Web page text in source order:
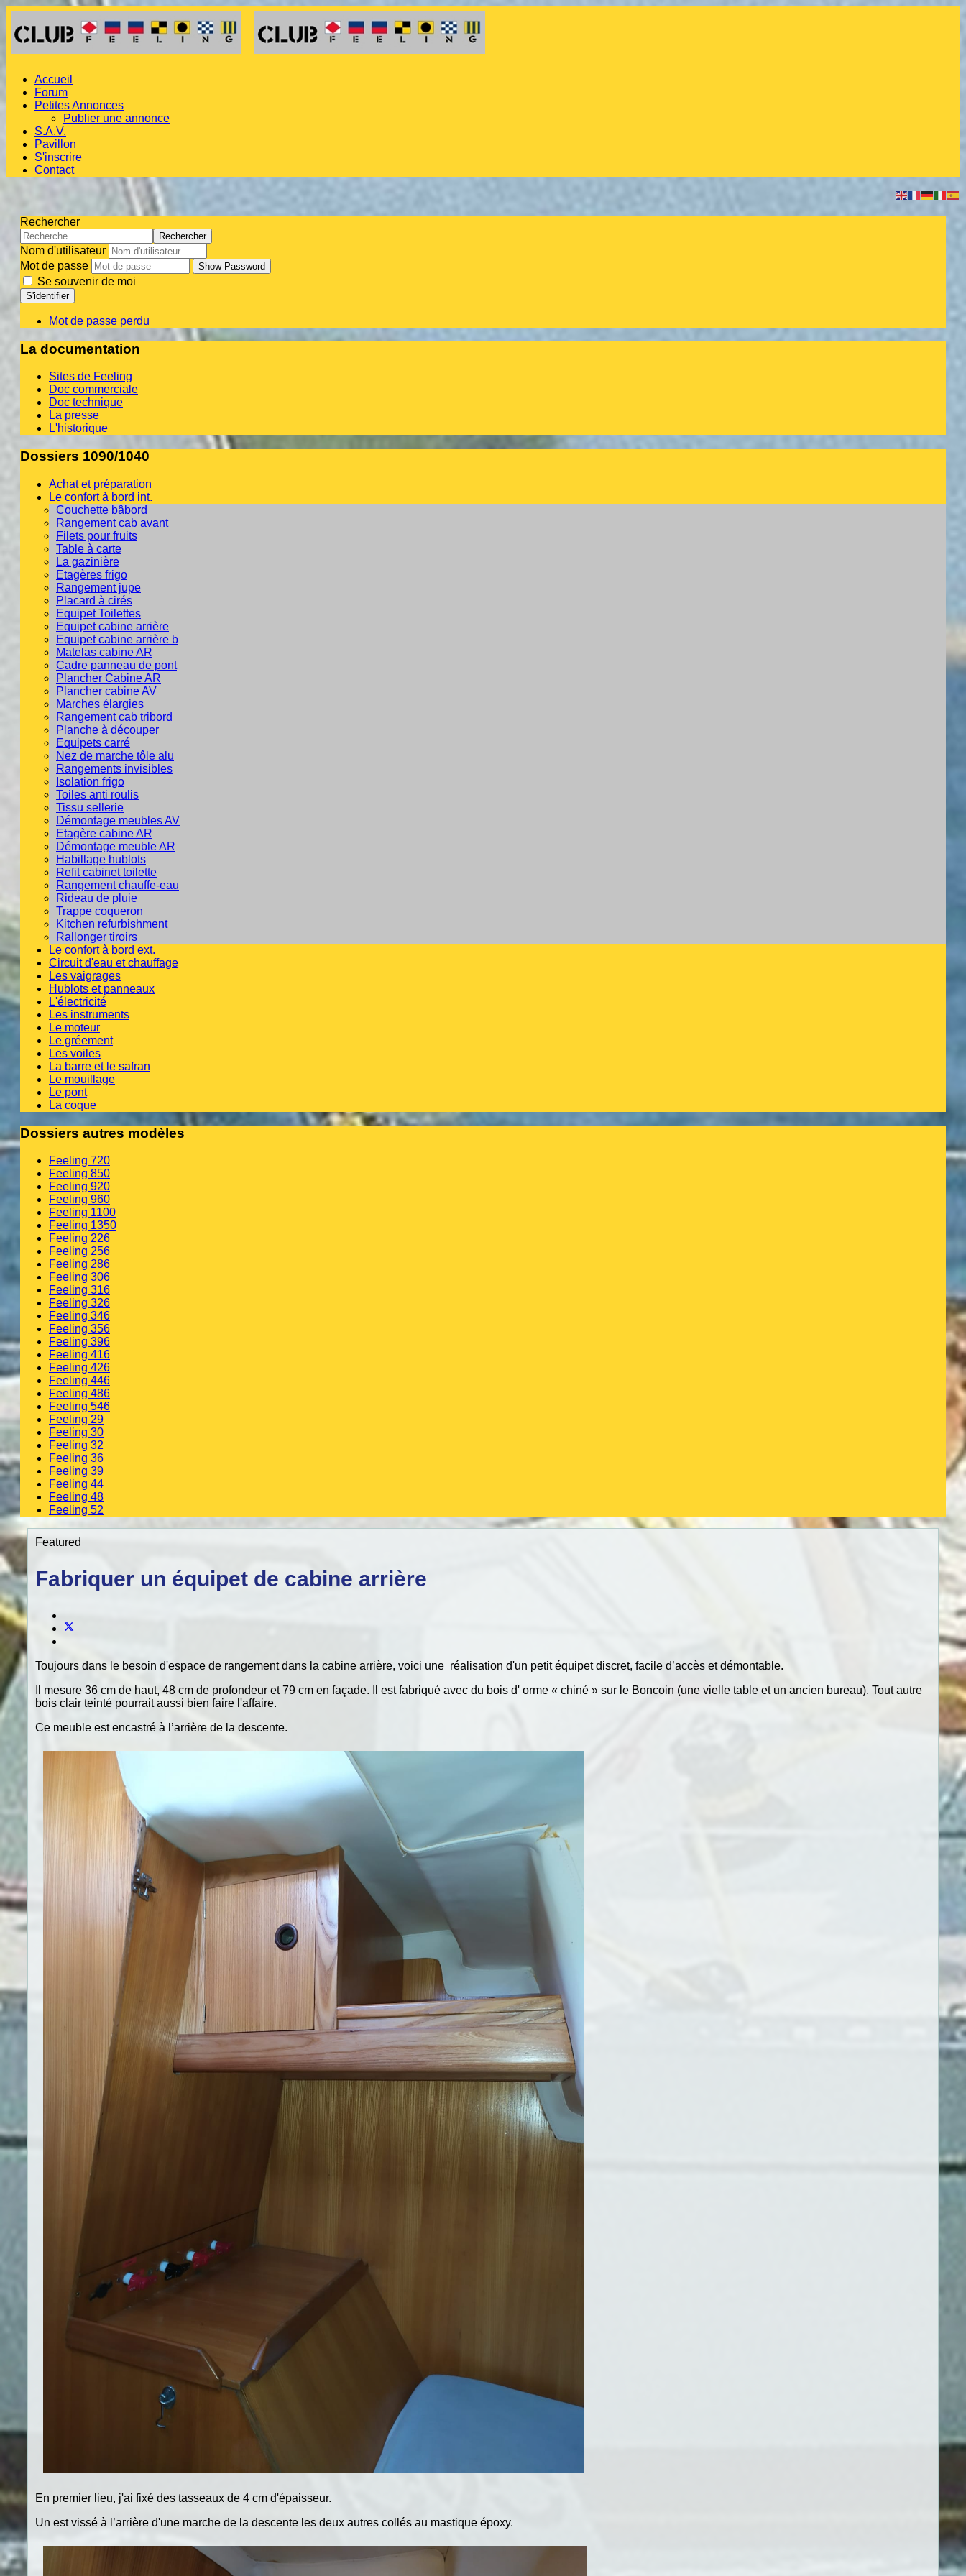
Accueil
Forum
Petites Annonces
Publier une annonce
S.A.V.
Pavillon
S'inscrire
Contact
Rechercher
Rechercher
Nom d'utilisateur
Mot de passe
Show Password
Se souvenir de moi
S'identifier
Mot de passe perdu
La documentation
Sites de Feeling
Doc commerciale
Doc technique
La presse
L'historique
Dossiers 1090/1040
Achat et préparation
Le confort à bord int.
Couchette bâbord
Rangement cab avant
Filets pour fruits
Table à carte
La gazinière
Etagères frigo
Rangement jupe
Placard à cirés
Equipet Toilettes
Equipet cabine arrière
Equipet cabine arrière b
Matelas cabine AR
Cadre panneau de pont
Plancher Cabine AR
Plancher cabine AV
Marches élargies
Rangement cab tribord
Planche à découper
Equipets carré
Nez de marche tôle alu
Rangements invisibles
Isolation frigo
Toiles anti roulis
Tissu sellerie
Démontage meubles AV
Etagère cabine AR
Démontage meuble AR
Habillage hublots
Refit cabinet toilette
Rangement chauffe-eau
Rideau de pluie
Trappe coqueron
Kitchen refurbishment
Rallonger tiroirs
Le confort à bord ext.
Circuit d'eau et chauffage
Les vaigrages
Hublots et panneaux
L'électricité
Les instruments
Le moteur
Le gréement
Les voiles
La barre et le safran
Le mouillage
Le pont
La coque
Dossiers autres modèles
Feeling 720
Feeling 850
Feeling 920
Feeling 960
Feeling 1100
Feeling 1350
Feeling 226
Feeling 256
Feeling 286
Feeling 306
Feeling 316
Feeling 326
Feeling 346
Feeling 356
Feeling 396
Feeling 416
Feeling 426
Feeling 446
Feeling 486
Feeling 546
Feeling 29
Feeling 30
Feeling 32
Feeling 36
Feeling 39
Feeling 44
Feeling 48
Feeling 52
Featured
Fabriquer un équipet de cabine arrière
Toujours dans le besoin d'espace de rangement dans la cabine arrière, voici une réalisation d'un petit équipet discret, facile d’accès et démontable.
Il mesure 36 cm de haut, 48 cm de profondeur et 79 cm en façade. Il est fabriqué avec du bois d' orme « chiné » sur le Boncoin (une vielle table et un ancien bureau). Tout autre
bois clair teinté pourrait aussi bien faire l'affaire.
Ce meuble est encastré à l’arrière de la descente.
En premier lieu, j'ai fixé des tasseaux de 4 cm d'épaisseur.
Un est vissé à l’arrière d'une marche de la descente les deux autres collés au mastique époxy.